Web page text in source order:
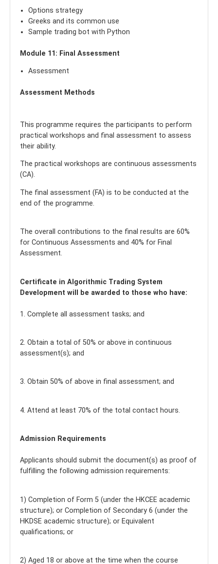
Options strategy
Greeks and its common use
Sample trading bot with Python
Module 11: Final Assessment
Assessment
Assessment Methods
This programme requires the participants to perform
practical workshops and final assessment to assess
their ability.
The practical workshops are continuous assessments
(CA).
The final assessment (FA) is to be conducted at the
end of the programme.
The overall contributions to the final results are 60%
for Continuous Assessments and 40% for Final
Assessment.
Certificate in Algorithmic Trading System
Development will be awarded to those who have:
1. Complete all assessment tasks; and
2. Obtain a total of 50% or above in continuous
assessment(s); and
3. Obtain 50% of above in final assessment; and
4. Attend at least 70% of the total contact hours.
Admission Requirements
Applicants should submit the document(s) as proof of
fulfilling the following admission requirements:
1) Completion of Form 5 (under the HKCEE academic
structure); or Completion of Secondary 6 (under the
HKDSE academic structure); or Equivalent
qualifications; or
2) Aged 18 or above at the time when the course